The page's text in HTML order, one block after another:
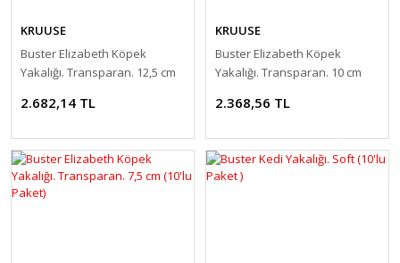
KRUUSE
Buster Elizabeth Köpek
Yakalığı. Transparan. 12,5 cm
2.682,14 TL
KRUUSE
Buster Elizabeth Köpek
Yakalığı. Transparan. 10 cm
2.368,56 TL